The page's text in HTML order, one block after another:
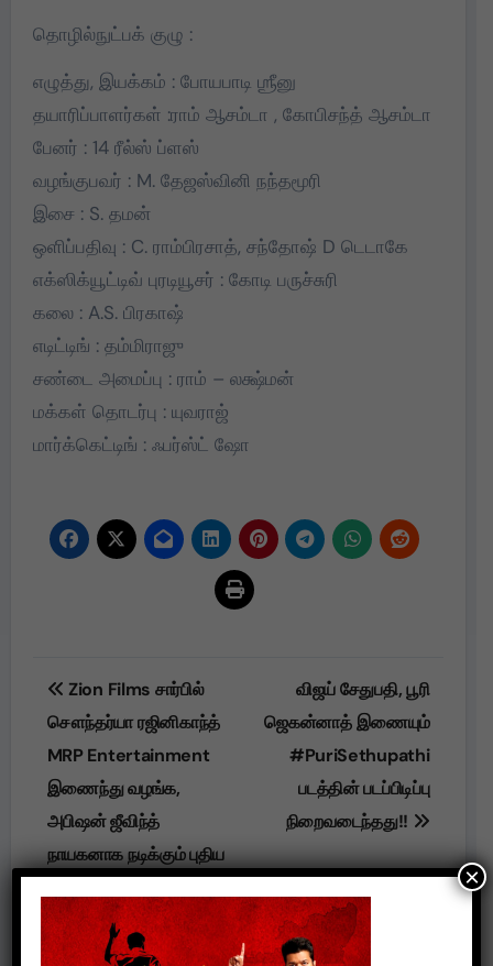
தொழில்நுட்பக் குழு :
எழுத்து, இயக்கம் : போயபாடி ஶ்ரீனு
தயாரிப்பாளர்கள் :ராம் ஆசம்டா , கோபிசந்த் ஆசம்டா
பேனர் : 14 ரீல்ஸ் ப்ளஸ்
வழங்குபவர் : M. தேஜஸ்வினி நந்தமூரி
இசை : S. தமன்
ஒளிப்பதிவு : C. ராம்பிரசாத், சந்தோஷ் D டெடாகே
எக்ஸிக்யூட்டிவ் புரடியூசர் : கோடி பருச்சுரி
கலை : A.S. பிரகாஷ்
எடிட்டிங் : தம்மிராஜு
சண்டை அமைப்பு : ராம் – லக்ஷ்மன்
மக்கள் தொடர்பு : யுவராஜ்
மார்க்கெட்டிங் : ஃபர்ஸ்ட் ஷோ
Post
navigation
Zion Films சார்பில்
சௌந்தர்யா ரஜினிகாந்த்
MRP Entertainment
இணைந்து வழங்க,
அபிஷன் ஜீவிந்த்
நாயகனாக நடிக்கும் புதிய
Love ) ஃபர்ஸ்ட் லுக்
மற்றும் டைட்டில் டீசரை
விஜய் சேதுபதி, பூரி
ஜெகன்னாத் இணையும்
#PuriSethupathi
படத்தின் படப்பிடிப்பு
நிறைவடைந்தது!!
×